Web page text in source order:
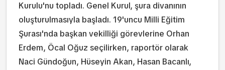
Kurulu'nu topladı. Genel Kurul, şura divanının
oluşturulmasıyla başladı. 19'uncu Milli Eğitim
Şurası'nda başkan vekilliği görevlerine Orhan
Erdem, Öcal Oğuz seçilirken, raportör olarak
Naci Gündoğun, Hüseyin Akan, Hasan Bacanlı,